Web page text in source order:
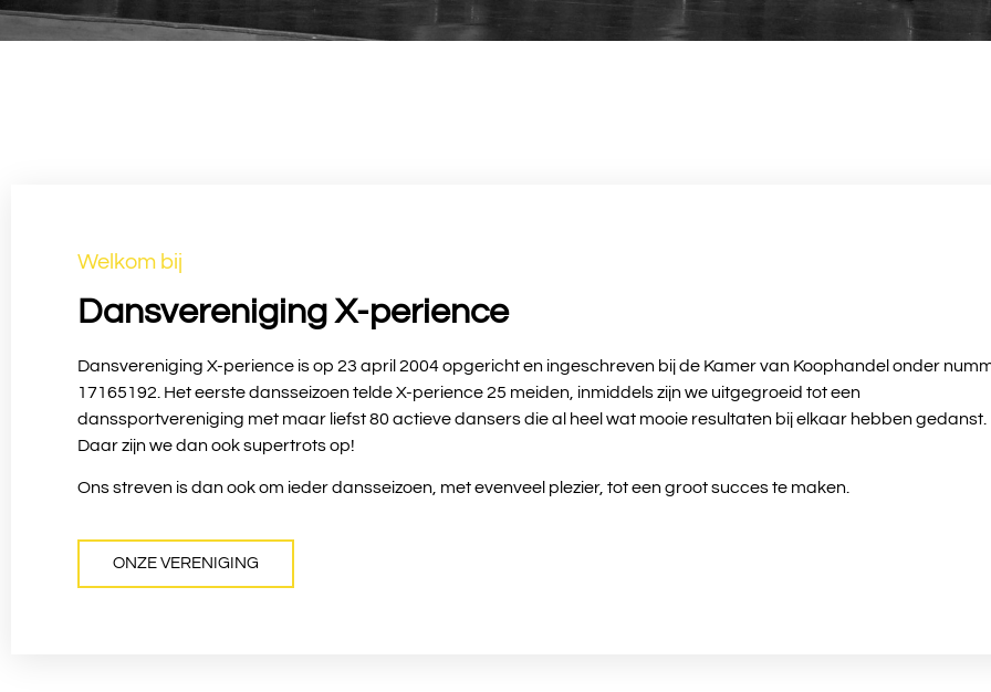
Welkom bij
Dansvereniging X-perience
Dansvereniging X-perience is op 23 april 2004 opgericht en ingeschreven bij de Kamer van Koophandel onder
17165192. Het eerste dansseizoen telde X-perience 25 meiden, inmiddels zijn we uitgegroeid tot een
danssportvereniging met maar liefst 80 actieve dansers die al heel wat mooie resultaten bij elkaar hebben gedanst.
Daar zijn we dan ook supertrots op!
Ons streven is dan ook om ieder dansseizoen, met evenveel plezier, tot een groot succes te maken.
ONZE VERENIGING